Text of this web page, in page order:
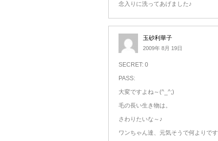
念入りに洗ってあげました♪
玉砂利華子
2009年 8月 19日
SECRET: 0
PASS:
大変ですよね～(^_^;)
毛の長い生き物は。
さわりたいな～♪
ワンちゃん達、元気そうで何よりです